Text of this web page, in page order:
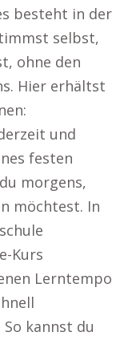
besteht in der
selbst,
ohne den
Hier erhältst
und
festen
morgens,
möchtest. In
Kurs
Lerntempo
kannst du